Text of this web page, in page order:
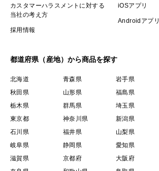
カスタマーハラスメントに対する
当社の考え方
採用情報
iOSアプリ
Androidアプリ
都道府県（産地）から商品を探す
北海道 青森県 岩手県
秋田県
山形県 福島県
栃木県
群馬県 埼玉県
東京都
神奈川県 新潟県
石川県
福井県 山梨県
岐阜県
静岡県 愛知県
滋賀県
京都府 大阪府